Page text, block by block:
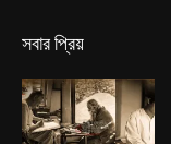
সবার প্রিয়